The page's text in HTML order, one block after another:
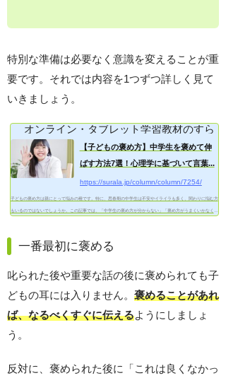
特別な準備は必要なく意識を変えることが重
要です。それでは内容を1つずつ詳しく見て
いきましょう。
オンライン・タブレット学習教材のすらら
【子どもの褒め方】中学生を褒めて伸
ばす方法7選！心理学に基づいて言葉...
https://surala.jp/column/column/7254/
子どもの褒め方は親にとって悩みの種です。特に、思春期の中学生は不安やイライラも多く、関わりに悩む方
もいるのではないでしょうか。この記事では、「中学生の褒め方が分からない」「褒め方がうまくいかなく
一番最初に褒める
叱られた後や重要な話の後に褒められても子
どもの耳には入りません。 褒めることがあれ
ば、なるべくすぐに伝えるようにしましょ
う。
反対に、褒められた後に「これは良くなかっ